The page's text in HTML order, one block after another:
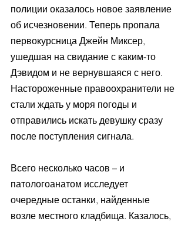
полиции оказалось новое заявление
об исчезновении. Теперь пропала
первокурсница Джейн Миксер,
ушедшая на свидание с каким-то
Дэвидом и не вернувшаяся с него.
Настороженные правоохранители не
стали ждать у моря погоды и
отправились искать девушку сразу
после поступления сигнала.
Всего несколько часов – и
патологоанатом исследует
очередные останки, найденные
возле местного кладбища. Казалось,